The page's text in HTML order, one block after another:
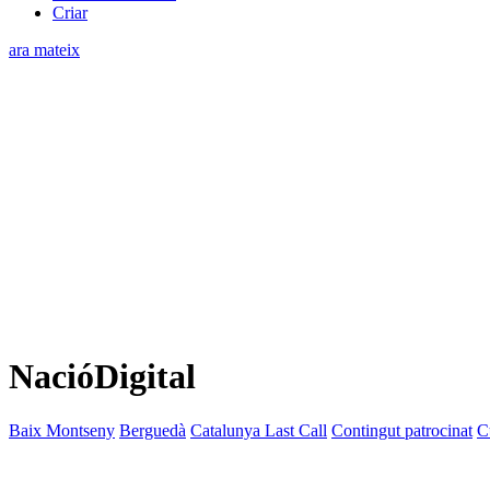
Criar
ara mateix
NacióDigital
Baix Montseny Berguedà Catalunya Last Call Contingut patrocinat